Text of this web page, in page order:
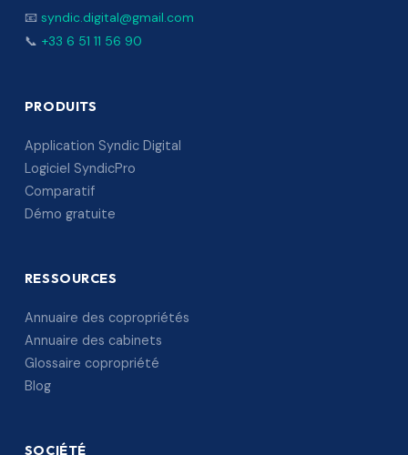
📧 syndic.digital@gmail.com
📞 +33 6 51 11 56 90
PRODUITS
Application Syndic Digital
Logiciel SyndicPro
Comparatif
Démo gratuite
RESSOURCES
Annuaire des copropriétés
Annuaire des cabinets
Glossaire copropriété
Blog
SOCIÉTÉ